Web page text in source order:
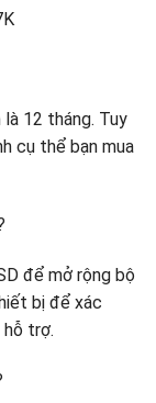
12 tháng. Tuy
cụ thể bạn mua
để mở rộng bộ
bị để xác
hỗ trợ.